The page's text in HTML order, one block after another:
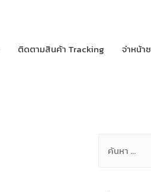
ติดตามสินค้า Tracking จ่าหน้า